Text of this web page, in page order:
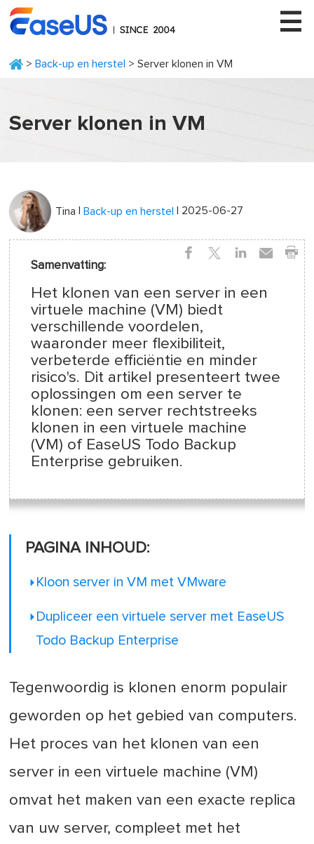
> Back-up en herstel > Server klonen in VM
Server klonen in VM
Tina |Back-up en herstel | 2025-06-27
Samenvatting:
Het klonen van een server in een
virtuele machine (VM) biedt
verschillende voordelen,
waaronder meer flexibiliteit,
verbeterde efficiëntie en minder
risico's. Dit artikel presenteert twee
oplossingen om een server te
klonen: een server rechtstreeks
klonen in een virtuele machine
(VM) of EaseUS Todo Backup
Enterprise gebruiken.
PAGINA INHOUD:
Kloon server in VM met VMware
Dupliceer een virtuele server met EaseUS
Todo Backup Enterprise
Tegenwoordig is klonen enorm populair
geworden op het gebied van computers.
Het proces van het klonen van een
server in een virtuele machine (VM)
omvat het maken van een exacte replica
van uw server, compleet met het